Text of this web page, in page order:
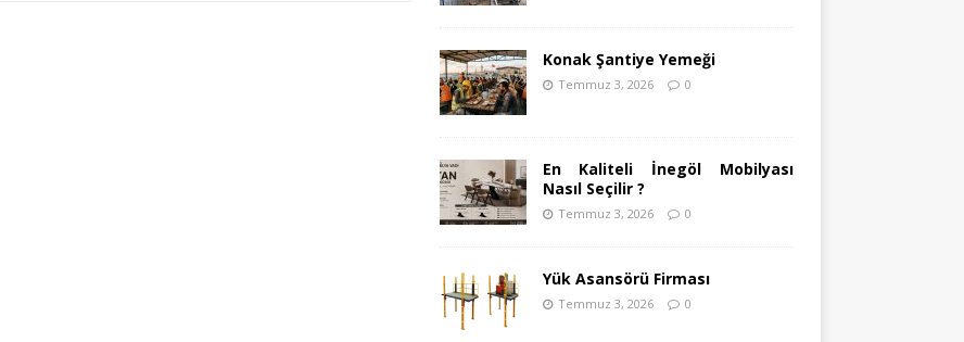
Konak Şantiye Yemeği
Temmuz 3, 2026 0
En Kaliteli İnegöl Mobilyası
Nasıl Seçilir ?
Temmuz 3, 2026 0
Yük Asansörü Firması
Temmuz 3, 2026 0